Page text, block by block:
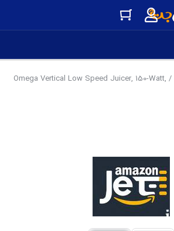
/ Omega Vertical Low Speed Juicer, 150-Watt,